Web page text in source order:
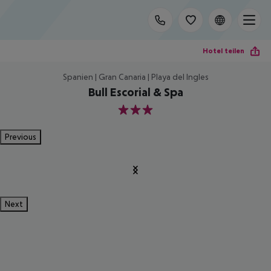
Hotel teilen
Spanien | Gran Canaria | Playa del Ingles
Bull Escorial & Spa
3
Previous
Next